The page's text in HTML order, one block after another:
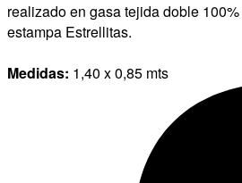
realizado en gasa tejida doble
estampa Estrellitas.
Medidas: 1,40 x 0,85 mts